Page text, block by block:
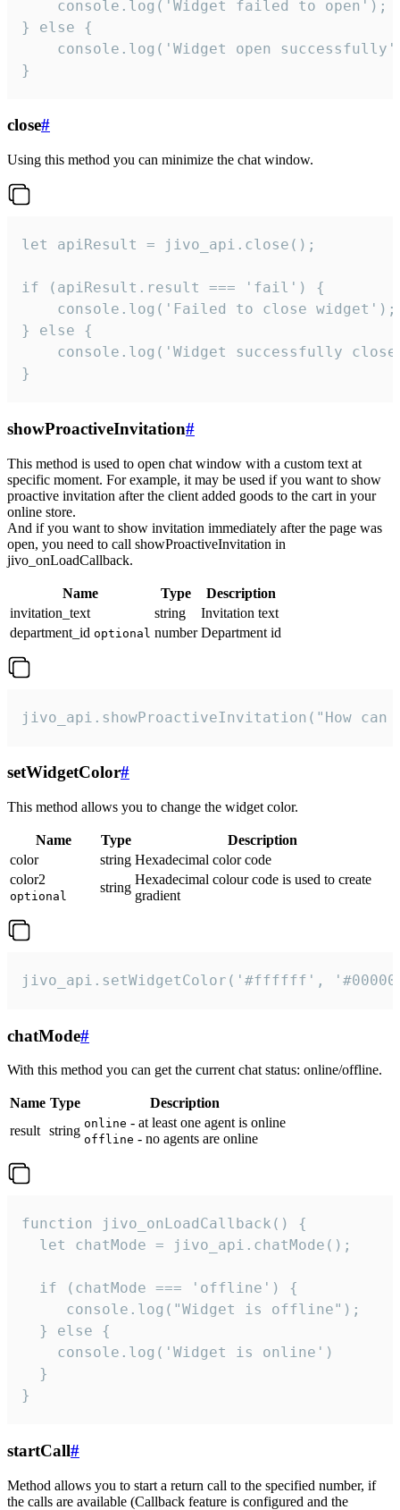
    console.log('Widget failed to open');
} else {
console.log('Widget open
}
close#
Using this method you can minimize the chat window.
let apiResult = jivo_api.close();
if (apiResult.result === 'fail') {
    console.log('Failed to close widget');
} else {
console.log('Widget successfully
}
showProactiveInvitation#
This method is used to open chat window with a custom text at
specific moment. For example, it may be used if you want to show
proactive invitation after the client added goods to the cart in your
online store.
And if you want to show invitation immediately after the page was
open, you need to call showProactiveInvitation in
jivo_onLoadCallback.
Name Type
Description
invitation_text
string
Invitation text
department_id optional number Department id
jivo_api.showProactiveInvitation("How
setWidgetColor#
This method allows you to change the widget color.
Name Type
Description
color
string Hexadecimal color code
color2
optional
string
Hexadecimal colour code is used to create
gradient
jivo_api.setWidgetColor('#ffffff',
chatMode#
With this method you can get the current chat status: online/offline.
Name Type
Description
result string online - at least one agent is online
offline - no agents are online
function jivo_onLoadCallback() {
  let chatMode = jivo_api.chatMode();
  if (chatMode === 'offline') {
     console.log("Widget is offline");
  } else {
    console.log('Widget is online')
  }
}
startCall#
Method allows you to start a return call to the specified number, if
the calls are available (Callback feature is configured and the